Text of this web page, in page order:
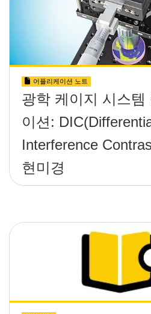
어플리케이션 노트
광학 케이지 시스템
이션:
Interference
현미경